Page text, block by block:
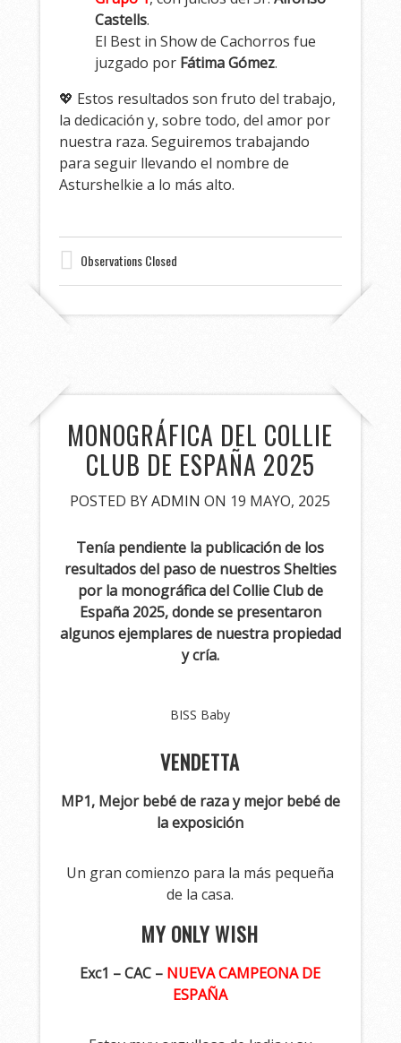
Castells.
El Best in Show de Cachorros fue
juzgado por Fátima Gómez.
💖 Estos resultados son fruto del trabajo,
la dedicación y, sobre todo, del amor por
nuestra raza. Seguiremos trabajando
para seguir llevando el nombre de
Asturshelkie a lo más alto.
Observations Closed
MONOGRÁFICA DEL COLLIE
CLUB DE ESPAÑA 2025
POSTED BYADMIN ON 19 MAYO, 2025
Tenía pendiente la publicación de los
resultados del paso de nuestros Shelties
por la monográfica del Collie Club de
España 2025, donde se presentaron
algunos ejemplares de nuestra propiedad
y cría.
BISS Baby
VENDETTA
MP1, Mejor bebé de raza y mejor bebé de
la exposición
Un gran comienzo para la más pequeña
de la casa.
MY ONLY WISH
Exc1 – CAC – NUEVA CAMPEONA DE
ESPAÑA